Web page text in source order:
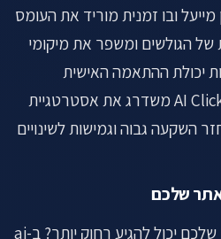
ובו זמנית מוריד את העומס
של הגולשים ומשפר את מיקומי
יכולת ההתאמה האישית
והאופטימיזציה המתמדת, AI Click משדרג את אסטרטגיית
השקעה גבוה וגמישות לשינויים
שלכם
מרגישים שהאתר התדמיתי שלכם יכול להגיע רחוק יותר? ב-ai